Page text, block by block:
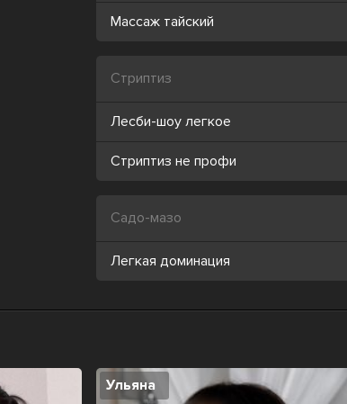
Массаж тайский
Стриптиз
Лесби-шоу легкое
Стриптиз не профи
Садо-мазо
Легкая доминация
Ульяна